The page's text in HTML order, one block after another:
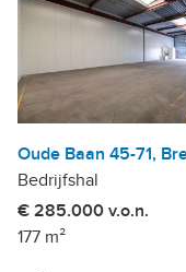
Oude Baan 45-71,
Bedrijfshal
€ 285.000 v.o.n.
177 m²